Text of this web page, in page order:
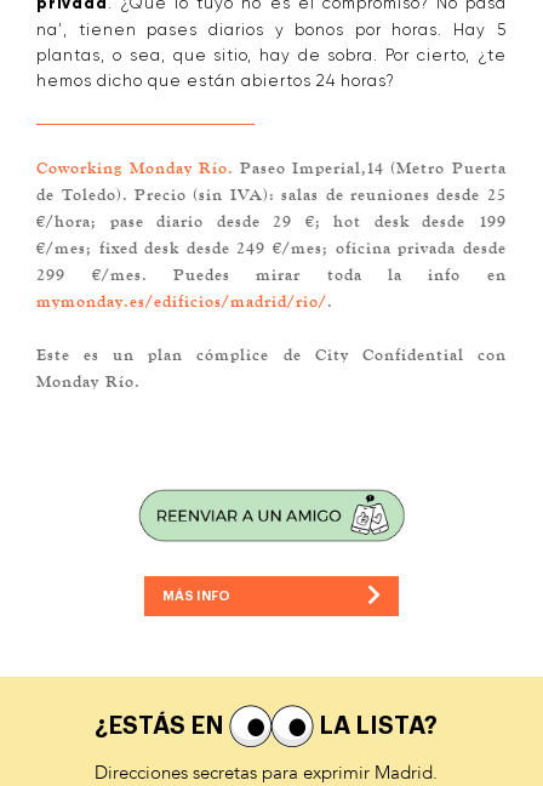
na’, tienen pases diarios y bonos por horas. Hay 5
plantas, o sea, que sitio, hay de sobra. Por cierto, ¿te
hemos dicho que están abiertos 24 horas?
Coworking Monday Río. Paseo Imperial,14 (Metro Puerta
de Toledo). Precio (sin IVA): salas de reuniones desde 25
€/hora; pase diario desde 29 €; hot desk desde 199
€/mes; fixed desk desde 249 €/mes; oficina privada desde
299 €/mes. Puedes mirar toda la info en
mymonday.es/edificios/madrid/rio/.
Este es un plan cómplice de City Confidential con
Monday Río.
MÁS INFO
¿ESTÁS EN
LA LISTA?
Direcciones secretas para exprimir Madrid.